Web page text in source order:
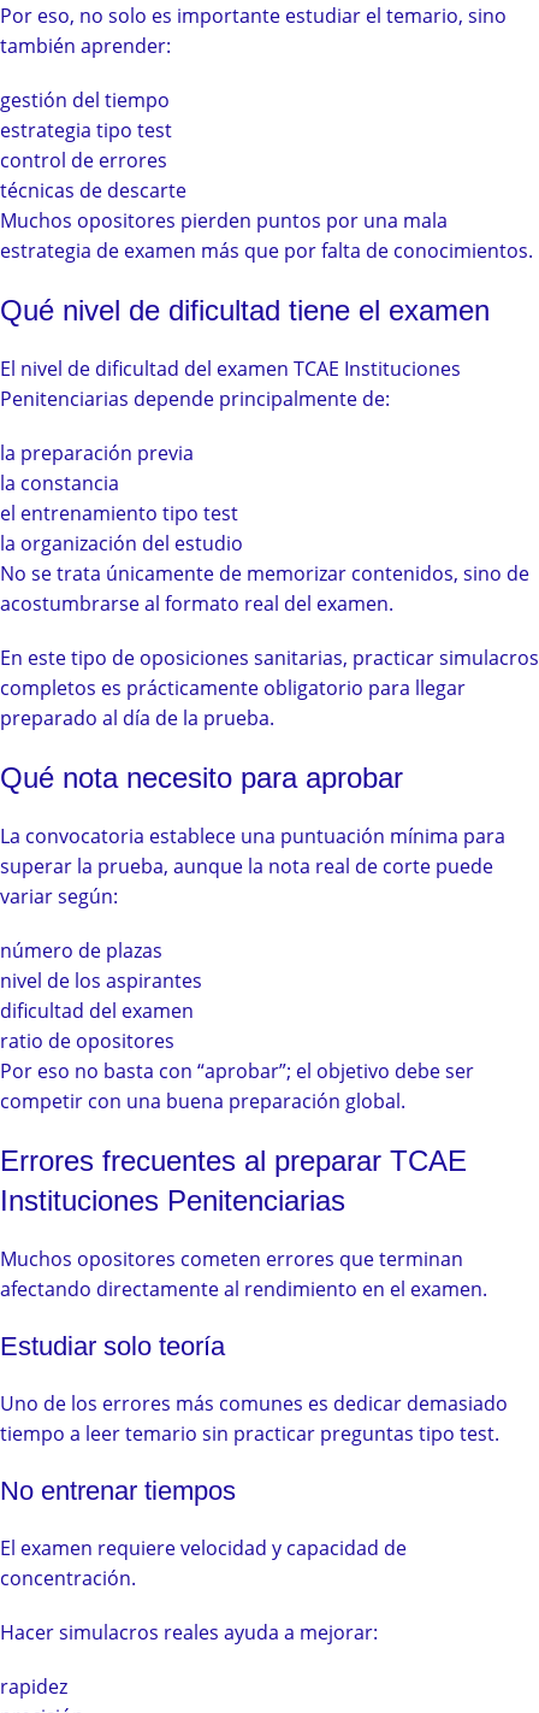
Por eso, no solo es importante estudiar el temario, sino
también aprender:
gestión del tiempo
estrategia tipo test
control de errores
técnicas de descarte
Muchos opositores pierden puntos por una mala
estrategia de examen más que por falta de conocimientos.
Qué nivel de dificultad tiene el examen
El nivel de dificultad del examen TCAE Instituciones
Penitenciarias depende principalmente de:
la preparación previa
la constancia
el entrenamiento tipo test
la organización del estudio
No se trata únicamente de memorizar contenidos, sino de
acostumbrarse al formato real del examen.
En este tipo de oposiciones sanitarias, practicar simulacros
completos es prácticamente obligatorio para llegar
preparado al día de la prueba.
Qué nota necesito para aprobar
La convocatoria establece una puntuación mínima para
superar la prueba, aunque la nota real de corte puede
variar según:
número de plazas
nivel de los aspirantes
dificultad del examen
ratio de opositores
Por eso no basta con “aprobar”; el objetivo debe ser
competir con una buena preparación global.
Errores frecuentes al preparar TCAE
Instituciones Penitenciarias
Muchos opositores cometen errores que terminan
afectando directamente al rendimiento en el examen.
Estudiar solo teoría
Uno de los errores más comunes es dedicar demasiado
tiempo a leer temario sin practicar preguntas tipo test.
No entrenar tiempos
El examen requiere velocidad y capacidad de
concentración.
Hacer simulacros reales ayuda a mejorar:
rapidez